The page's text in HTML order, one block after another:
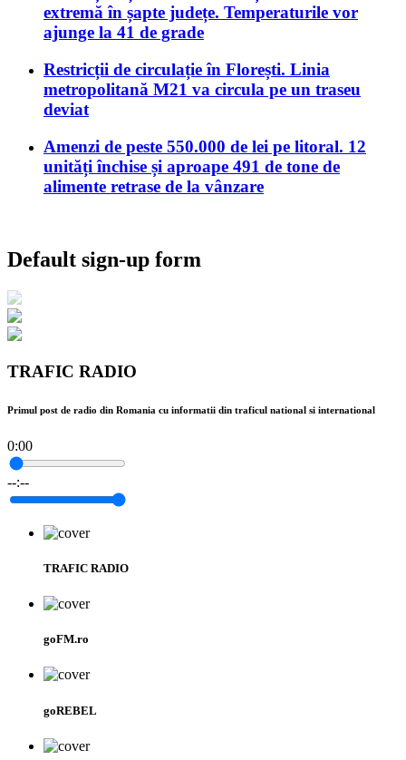
extremă în șapte județe. Temperaturile vor
ajunge la 41 de grade
Restricții de circulație în Florești. Linia
metropolitană M21 va circula pe un traseu
deviat
Amenzi de peste 550.000 de lei pe litoral. 12
unități închise și aproape 491 de tone de
alimente retrase de la vânzare
Default sign-up form
TRAFIC RADIO
Primul post de radio din Romania cu informatii din traficul national si international
0:00
--:--
TRAFIC RADIO
goFM.ro
goREBEL